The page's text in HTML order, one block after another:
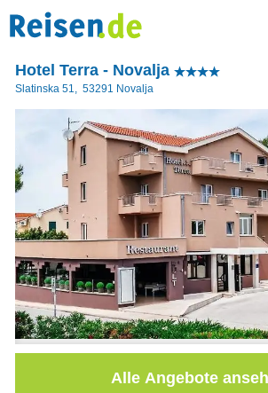
Hotel Terra - Novalja
Slatinska 51, 53291 Novalja
Alle Angebote